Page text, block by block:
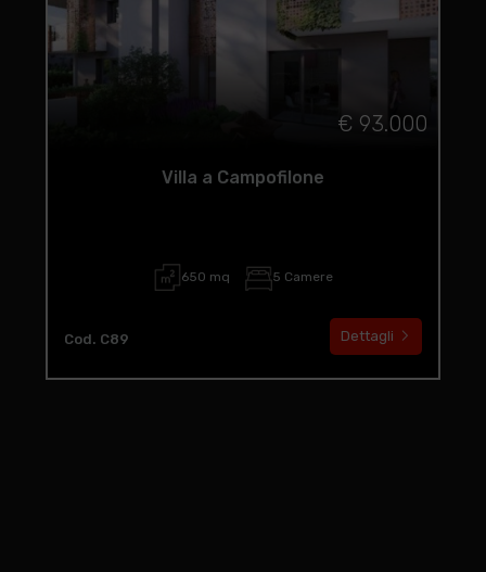
€ 93.000
Villa a Campofilone
650 mq 5 Camere
Cod. C89 Dettagli